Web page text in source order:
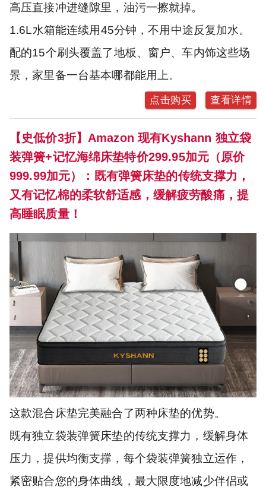
高压直接冲进缝隙里，油污一擦就掉。
1.6L水箱能连续用45分钟，不用中途反复加水。
配的15个刷头覆盖了地板、窗户、车内饰这些场
景，家里备一台基本哪都能用上。
点击购买 查看详情
【史低价3折】Amazon 现有Kyshann 独立袋
装弹簧+记忆海绵床垫特价299.95加元（原价
999.99加元）：既有弹簧床垫的传统支撑力，
又有记忆棉的柔软舒适感，缓解疲劳酸痛，提
高睡眠质量！
这款混合床垫完美融合了两种床垫的优势。
既有独立袋装弹簧床垫的传统支撑力，缓解身体
压力，提供均衡支撑，每个袋装弹簧独立运作，
紧密贴合您的身体曲线，最大限度地减少伴侣或